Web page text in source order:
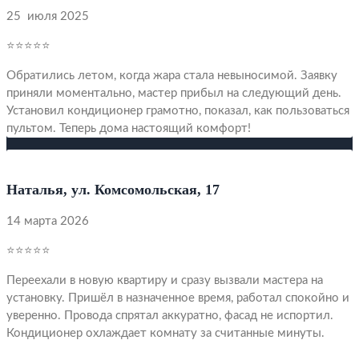
25 июля 2025
⭐⭐⭐⭐⭐
Обратились летом, когда жара стала невыносимой. Заявку
приняли моментально, мастер прибыл на следующий день.
Установил кондиционер грамотно, показал, как пользоваться
пультом. Теперь дома настоящий комфорт!
Наталья, ул. Комсомольская, 17
14 марта 2026
⭐⭐⭐⭐⭐
Переехали в новую квартиру и сразу вызвали мастера на
установку. Пришёл в назначенное время, работал спокойно и
уверенно. Провода спрятал аккуратно, фасад не испортил.
Кондиционер охлаждает комнату за считанные минуты.